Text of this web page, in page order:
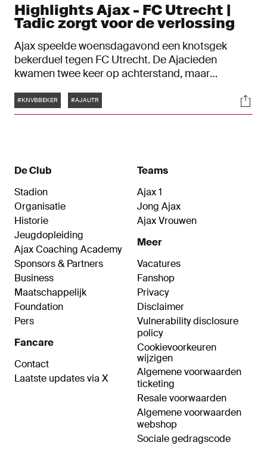
Highlights Ajax - FC Utrecht |
Tadic zorgt voor de verlossing
Ajax speelde woensdagavond een knotsgek
bekerduel tegen FC Utrecht. De Ajacieden
kwamen twee keer op achterstand, maar
eind. Dusan Tadic zorgde vlak voor tijd met een
schitterende treffer voor de verlossing: 5-4.
Tags
#KNVBBEKER #AJAUTR
De Club
Stadion
Organisatie
Historie
Jeugdopleiding
Ajax Coaching Academy
Sponsors & Partners
Business
Maatschappelijk
Foundation
Pers
Fancare
Contact
Laatste updates via X
Teams
Ajax 1
Jong Ajax
Ajax Vrouwen
Meer
Vacatures
Fanshop
Privacy
Disclaimer
Vulnerability disclosure
policy
Cookievoorkeuren
wijzigen
Algemene voorwaarden
ticketing
Resale voorwaarden
Algemene voorwaarden
webshop
Sociale gedragscode